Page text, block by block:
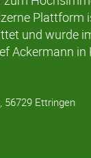
Plattform
und wurde
Ackermann in
56729 Ettringen